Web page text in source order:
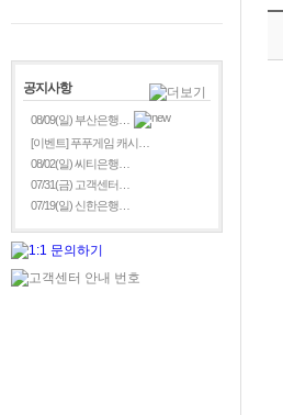
공지사항
08/09(일) 부산은행…
[이벤트] 푸푸게임 캐시…
08/02(일) 씨티은행…
07/31(금) 고객센터…
07/19(일) 신한은행…